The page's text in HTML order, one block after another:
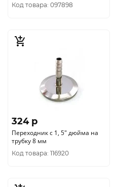
Код товара: 097898
324 p
Переходник с 1, 5" дюйма на
трубку 8 мм
Код товара: 116920